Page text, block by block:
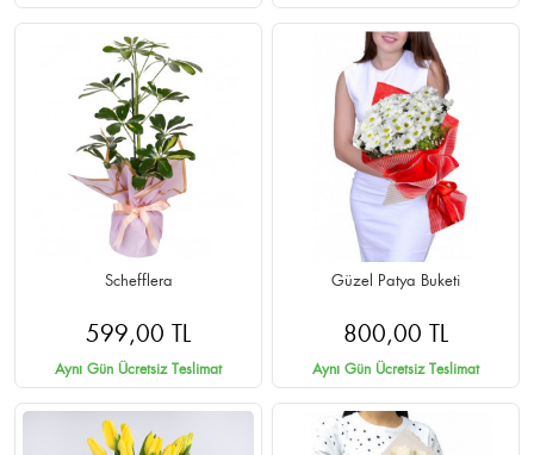
Schefflera
599,00 TL
Aynı Gün Ücretsiz Teslimat
Güzel Patya Buketi
800,00 TL
Aynı Gün Ücretsiz Teslimat